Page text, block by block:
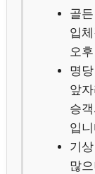
골
입
오
명
앞
승
입
기
많